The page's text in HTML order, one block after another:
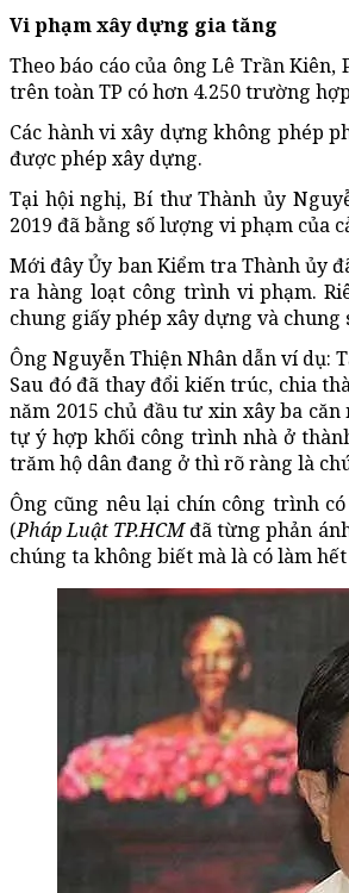
Vi phạm xây dựng gia tăng
Theo báo cáo của ông Lê Trần Kiên,
trên toàn TP có hơn 4.250 trường
Các hành vi xây dựng không phép
được phép xây dựng.
Tại hội nghị, Bí thư Thành ủy
2019 đã bằng số lượng vi phạm của
Mới đây Ủy ban Kiểm tra Thành ủy
ra hàng loạt công trình vi phạm.
chung giấy phép xây dựng và chung
Ông Nguyễn Thiện Nhân dẫn ví dụ:
Sau đó đã thay đổi kiến trúc, chia
năm 2015 chủ đầu tư xin xây ba
tự ý hợp khối công trình nhà ở
trăm hộ dân đang ở thì rõ ràng là
Ông cũng nêu lại chín công trình
(Pháp Luật TP.HCMđã từng phản
chúng ta không biết mà là có làm